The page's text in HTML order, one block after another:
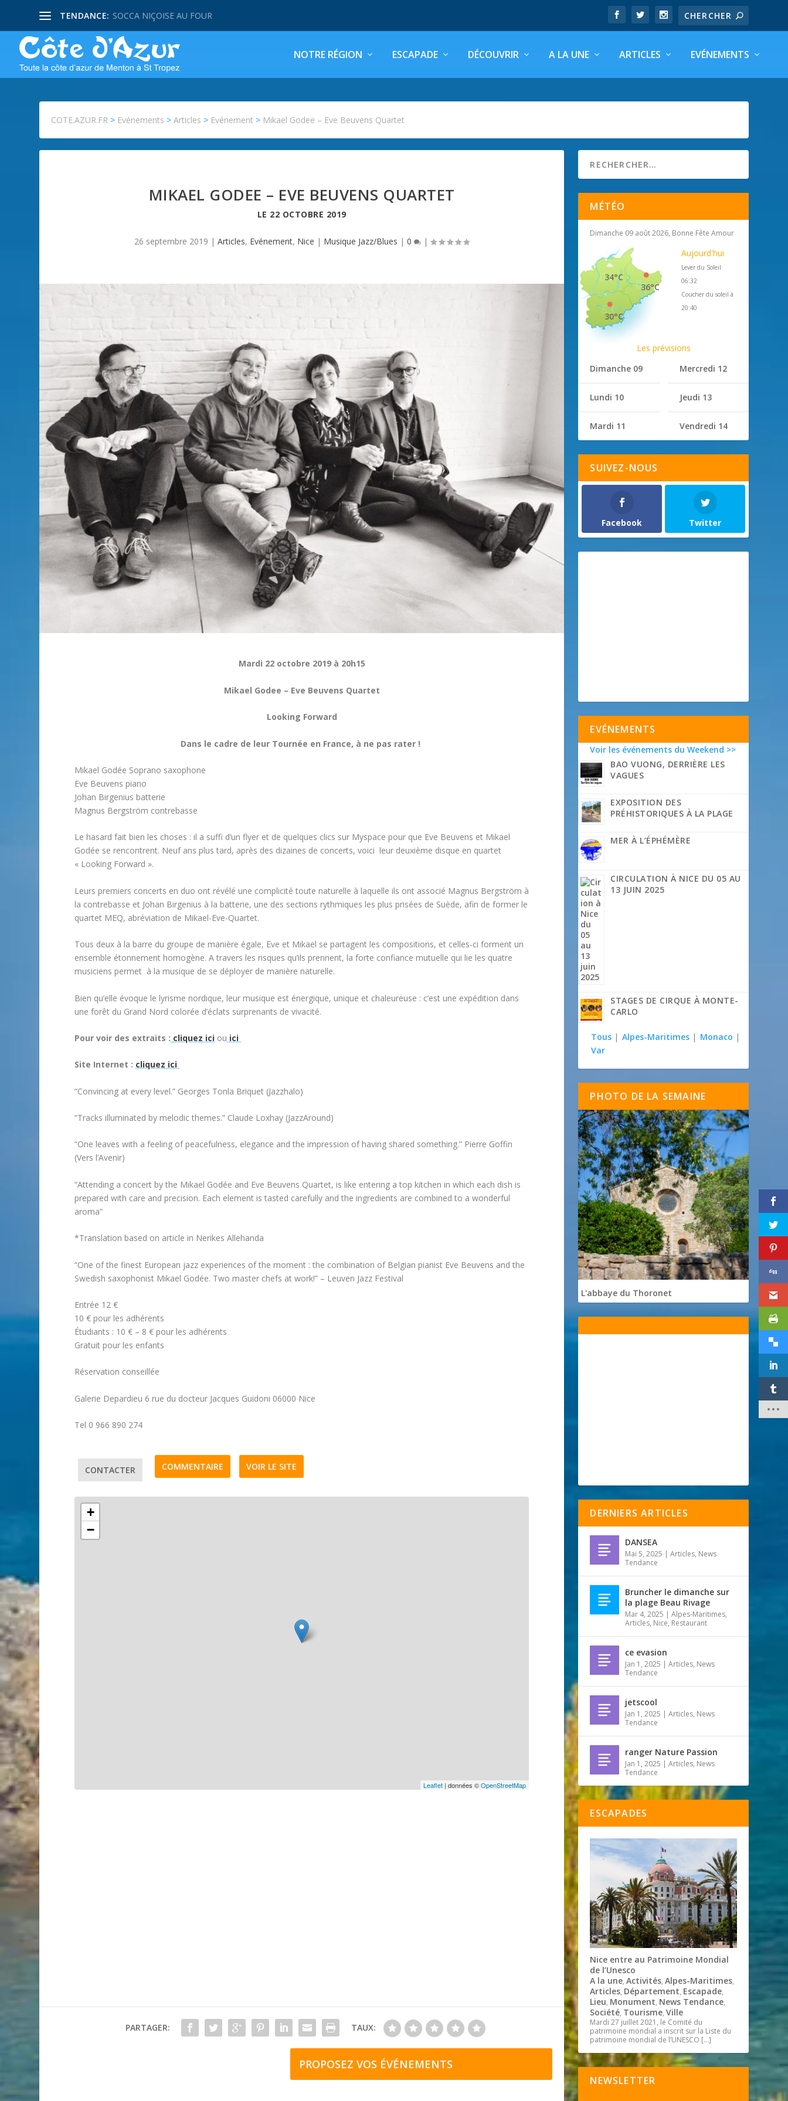
TENDANCE: SOCCA NIÇOISE AU FOUR
NOTRE RÉGION ESCAPADE DÉCOUVRIR A LA UNE ARTICLES EVÉNEMENTS
COTE.AZUR.FR > Evénements >Articles > Evénement > Mikael Godee – Eve Beuvens Quartet
MIKAEL GODEE – EVE BEUVENS QUARTET
LE 22 OCTOBRE 2019
26 septembre 2019 |Articles, Evénement, Nice | Musique Jazz/Blues |0 |
Mardi 22 octobre 2019 à 20h15
Mikael Godee – Eve Beuvens Quartet
Looking Forward
Dans le cadre de leur Tournée en France, à ne pas rater !
Mikael Godée Soprano saxophone
Eve Beuvens piano
Johan Birgenius batterie
Magnus Bergström contrebasse
Le hasard fait bien les choses : il a suffi d’un flyer et de quelques clics sur Myspace pour que Eve Beuvens et Mikael
Godée se rencontrent. Neuf ans plus tard, après des dizaines de concerts, voici leur deuxième disque en quartet
« Looking Forward ».
Leurs premiers concerts en duo ont révélé une complicité toute naturelle à laquelle ils ont associé Magnus Bergström à
la contrebasse et Johan Birgenius à la batterie, une des sections rythmiques les plus prisées de Suède, afin de former le
quartet MEQ, abréviation de Mikael-Eve-Quartet.
Tous deux à la barre du groupe de manière égale, Eve et Mikael se partagent les compositions, et celles-ci forment un
ensemble étonnement homogène. A travers les risques qu’ils prennent, la forte confiance mutuelle qui lie les quatre
musiciens permet à la musique de se déployer de manière naturelle.
Bien qu’elle évoque le lyrisme nordique, leur musique est énergique, unique et chaleureuse : c’est une expédition dans
une forêt du Grand Nord colorée d’éclats surprenants de vivacité.
Pour voir des extraits : cliquez ici ou ici
Site Internet : cliquez ici
“Convincing at every level.” Georges Tonla Briquet (Jazzhalo)
“Tracks illuminated by melodic themes.” Claude Loxhay (JazzAround)
“One leaves with a feeling of peacefulness, elegance and the impression of having shared something.” Pierre Goffin
(Vers l’Avenir)
“Attending a concert by the Mikael Godée and Eve Beuvens Quartet, is like entering a top kitchen in which each dish is
prepared with care and precision. Each element is tasted carefully and the ingredients are combined to a wonderful
aroma”
*Translation based on article in Nerikes Allehanda
“One of the finest European jazz experiences of the moment : the combination of Belgian pianist Eve Beuvens and the
Swedish saxophonist Mikael Godée. Two master chefs at work!” – Leuven Jazz Festival
Entrée 12 €
10 € pour les adhérents
Étudiants : 10 € – 8 € pour les adhérents
Gratuit pour les enfants
Réservation conseillée
Galerie Depardieu 6 rue du docteur Jacques Guidoni 06000 Nice
Tel 0 966 890 274
CONTACTER COMMENTAIRE VOIR LE SITE
+
−
Leaflet | données ©OpenStreetMap
PARTAGER: TAUX:
PROPOSEZ VOS ÉVÉNEMENTS
MÉTÉO
Dimanche 09 août 2026, Bonne Fête Amour
36°C
34°C
30°C
Aujourd'hui
Lever du Soleil
06:32
Coucher du soleil à
20:40
Les prévisions
Dimanche 09
Lundi 10
Mardi 11
Mercredi 12
Jeudi 13
Vendredi 14
SUIVEZ-NOUS
Facebook Twitter
EVÉNEMENTS
Voir les événements du Weekend >>
BAO VUONG, DERRIÈRE LES
VAGUES
EXPOSITION DES
PRÉHISTORIQUES À LA PLAGE
MER À L’ÉPHÉMÈRE
CIRCULATION À NICE DU 05 AU
13 JUIN 2025
STAGES DE CIRQUE À MONTE-
CARLO
Tous | Alpes-Maritimes | Monaco |
Var
PHOTO DE LA SEMAINE
L'abbaye du Thoronet
DERNIERS ARTICLES
DANSEA
Mai 5, 2025 |Articles, News
Tendance
Bruncher le dimanche sur
la plage Beau Rivage
Mar 4, 2025 |Alpes-Maritimes,
Articles, Nice, Restaurant
ce evasion
Jan 1, 2025 |Articles, News
Tendance
jetscool
Jan 1, 2025 |Articles, News
Tendance
ranger Nature Passion
Jan 1, 2025 |Articles, News
Tendance
ESCAPADES
Nice entre au Patrimoine Mondial
de l’Unesco
A la une,Activités,Alpes-Maritimes,
Articles, Département, Escapade,
Lieu, Monument, News Tendance,
Société, Tourisme,Ville
Mardi 27 juillet 2021, le Comité du
patrimoine mondial a inscrit sur la Liste du
patrimoine mondial de l’UNESCO […]
NEWSLETTER